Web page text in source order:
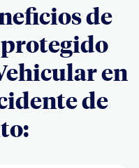
de
en
de